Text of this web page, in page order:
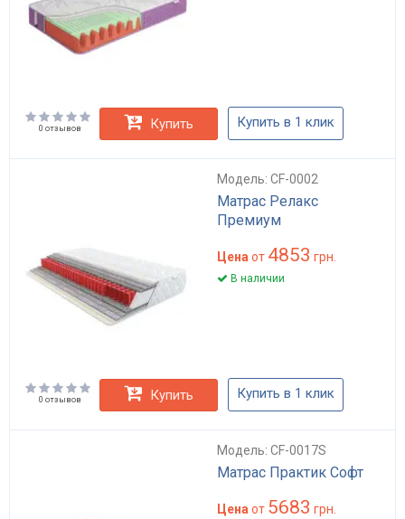
0 отзывов Купить Купить в 1 клик
Модель: CF-0002
Матрас Релакс
Премиум
Цена от 4853 грн.
В наличии
0 отзывов Купить Купить в 1 клик
Модель: CF-0017S
Матрас Практик Софт
Цена от 5683 грн.